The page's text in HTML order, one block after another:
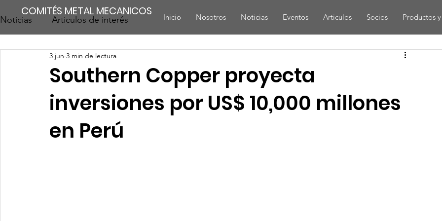
COMITÉS METAL MECANICOS Inicio Nosotros Noticias Eventos Articulos Socios Productos
Noticias Articulos de interés
Southern Copper proyecta
inversiones por US$ 10,000 millones
en Perú
3 jun 3 min de lectura